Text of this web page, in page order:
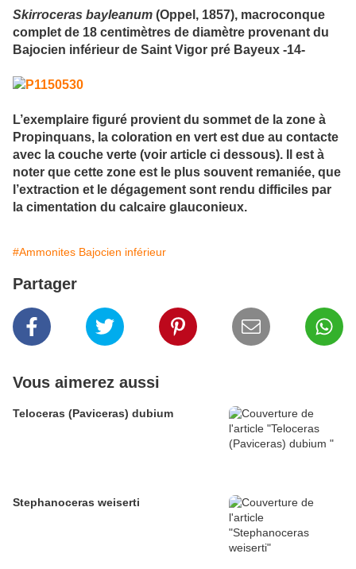
Skirroceras bayleanum (Oppel, 1857), macroconque
complet de 18 centimètres de diamètre provenant du
Bajocien inférieur de Saint Vigor pré Bayeux -14-
L’exemplaire figuré provient du sommet de la zone à
Propinquans, la coloration en vert est due au contacte
avec la couche verte (voir article ci dessous). Il est à
noter que cette zone est le plus souvent remaniée, que
l’extraction et le dégagement sont rendu difficiles par
la cimentation du calcaire glauconieux.
#Ammonites Bajocien inférieur
Partager
Vous aimerez aussi
Teloceras (Paviceras) dubium
Stephanoceras weiserti